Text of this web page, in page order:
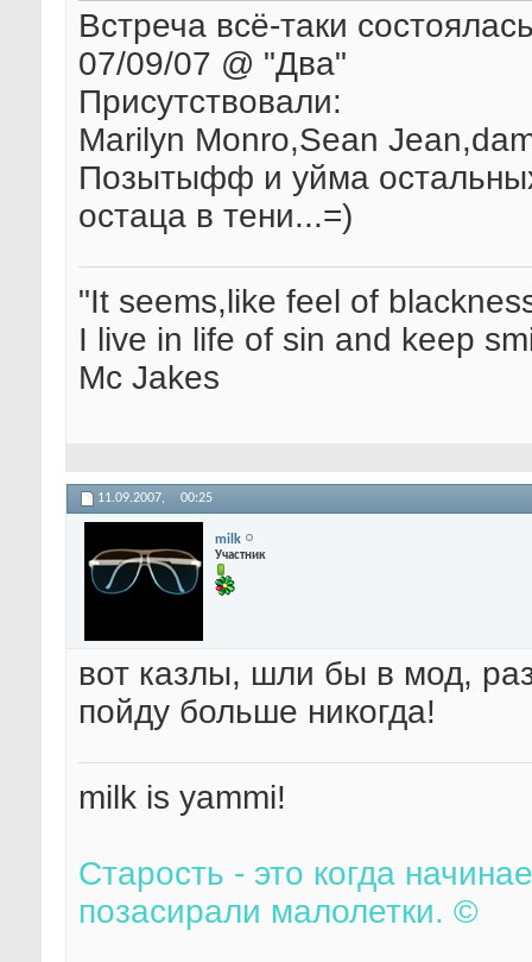
Встреча всё-таки
07/09/07 @ "Два"
Присутствовали:
Marilyn Monro,Sean
Позытыфф и уйма
остаца в тени...=)
"It seems,like feel of
I live in life of sin and keep
Mc Jakes
11.09.2007, 00:25
milk
Участник
вот казлы, шли бы в мод,
пойду больше никогда!
milk is yammi!
Старость - это когда
позасирали малолетки. ©